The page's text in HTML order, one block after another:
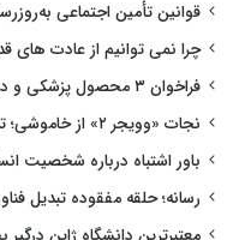
قوانین تأمین اجتماعی
چرا نمی توانیم از عادت های
فراخوان ۳ محصول پزشکی و دارویی به دلیل خطرهای کیفی و ایمنی
نجات «وویجر ۲» از خاموشی؛ تدبیر ناسا برای حفظ کاوشگر ۴۸ ساله
باور اشتباه درباره شخصیت
رسانه؛ حلقه مفقوده تبدیل